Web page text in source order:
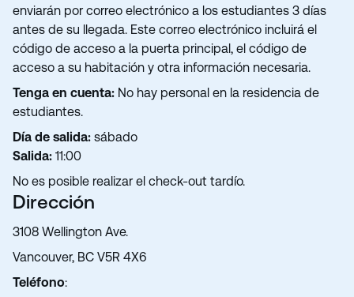
enviarán por correo electrónico a los estudiantes 3 días
antes de su llegada. Este correo electrónico incluirá el
código de acceso a la puerta principal, el código de
acceso a su habitación y otra información necesaria.
Tenga en cuenta: No hay personal en la residencia de
estudiantes.
Día de salida: sábado
Salida: 11:00
No es posible realizar el check-out tardío.
Dirección
3108 Wellington Ave.
Vancouver, BC V5R 4X6
Teléfono: